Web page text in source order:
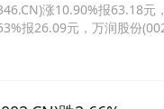
涨10.90%报63.18
报26.09元，万润股份